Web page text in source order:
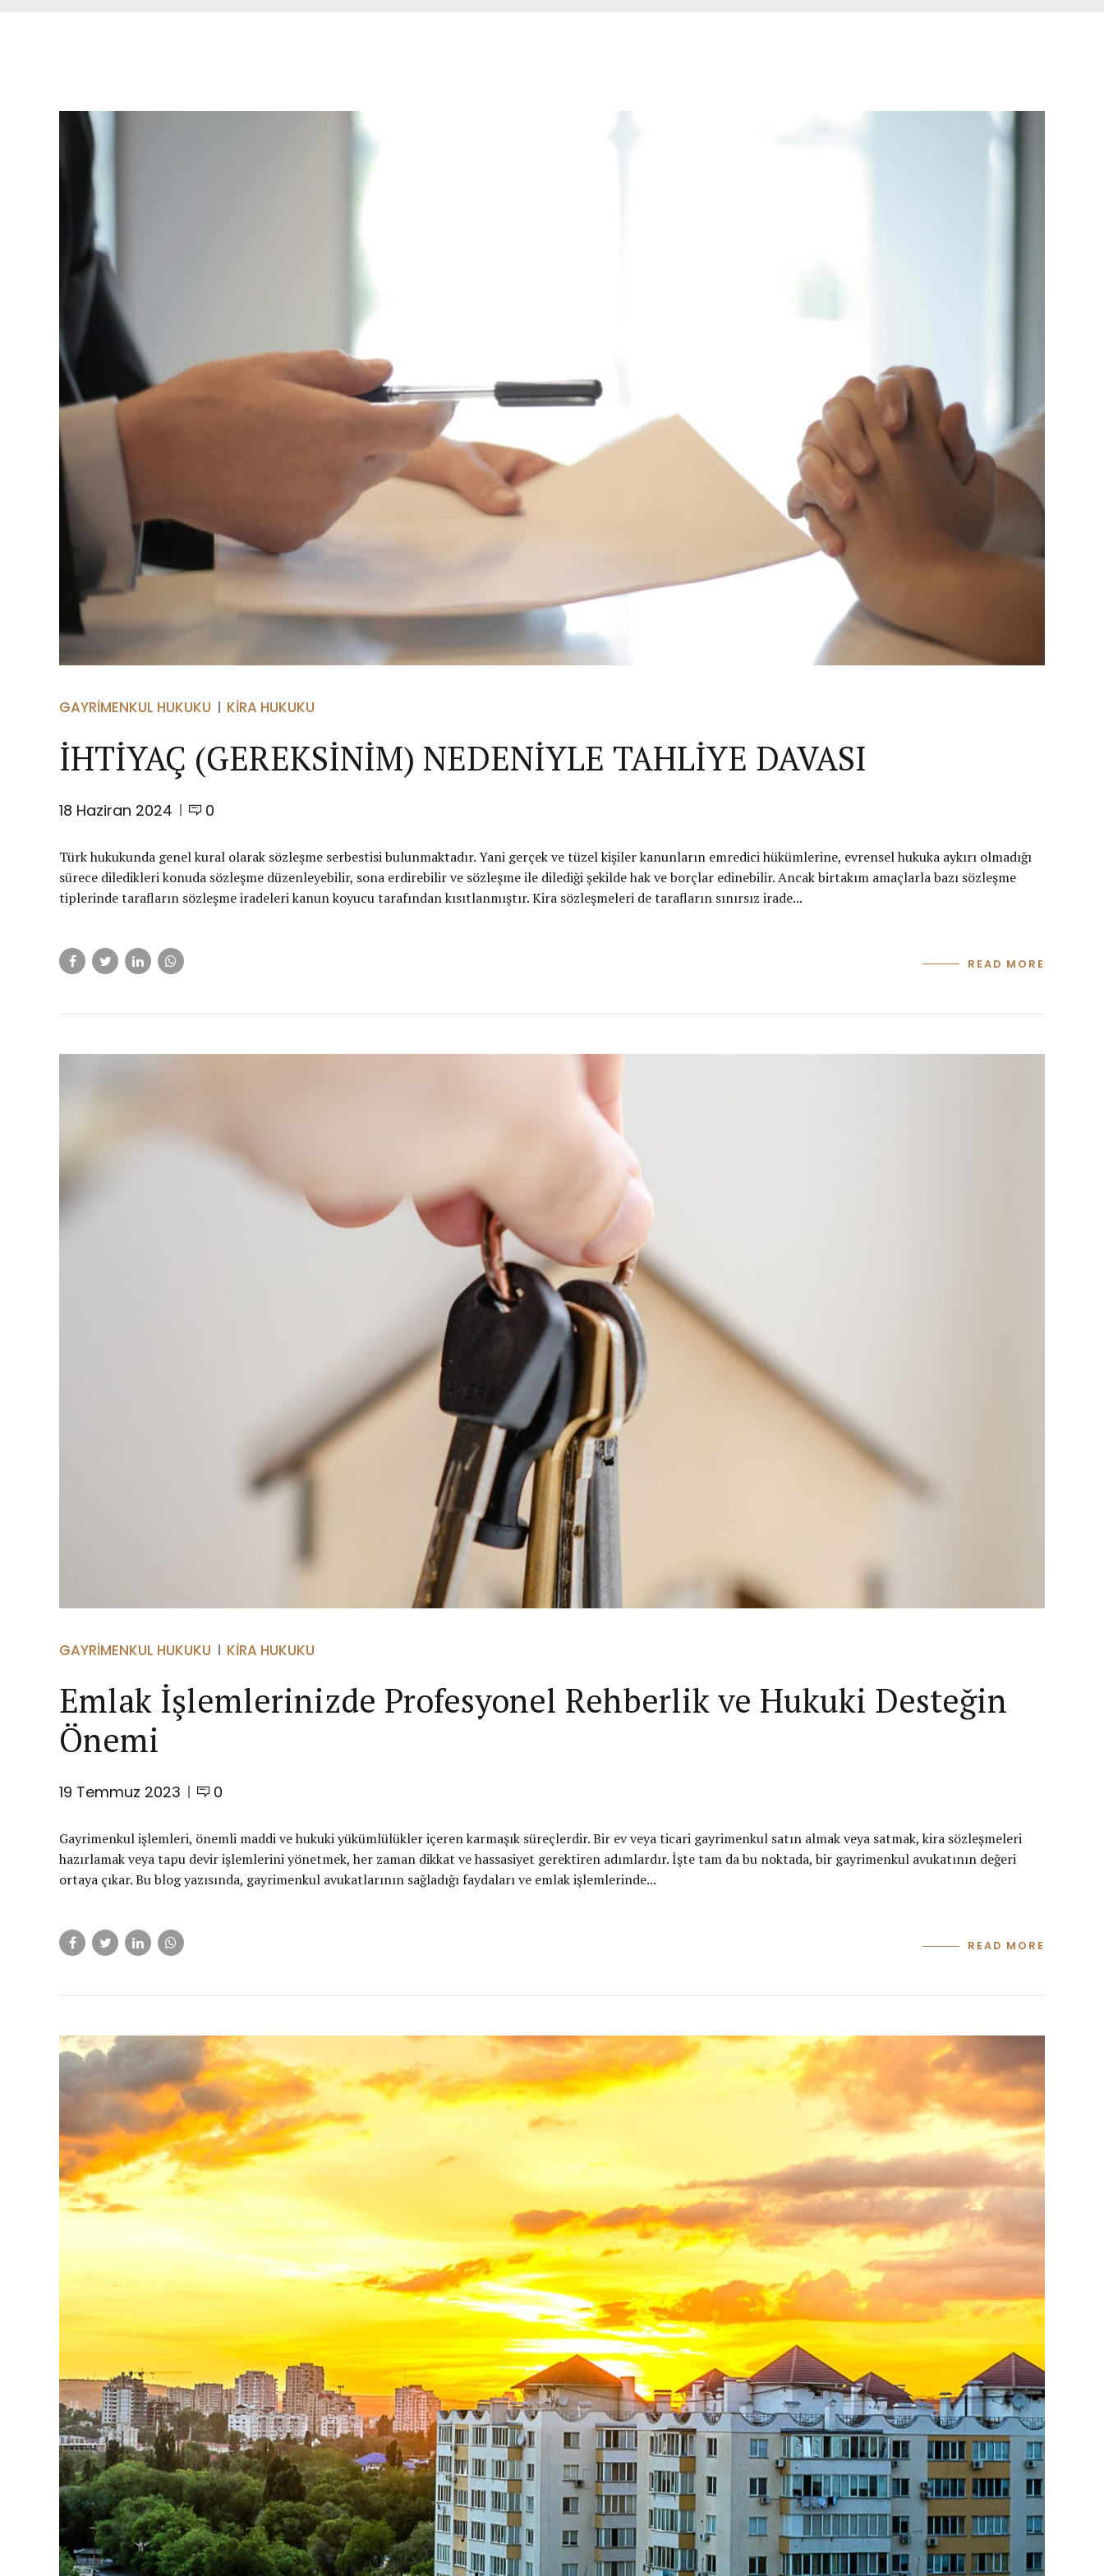
GAYRIMENKUL HUKUKU KIRA HUKUKU
İHTİYAÇ (GEREKSİNİM) NEDENİYLE TAHLİYE DAVASI
18 Haziran 2024 0
Türk hukukunda genel kural olarak sözleşme serbestisi bulunmaktadır. Yani gerçek ve tüzel kişiler kanunların emredici hükümlerine, evrensel hukuka aykırı olmadığı
sürece diledikleri konuda sözleşme düzenleyebilir, sona erdirebilir ve sözleşme ile dilediği şekilde hak ve borçlar edinebilir. Ancak birtakım amaçlarla bazı sözleşme
tiplerinde tarafların sözleşme iradeleri kanun koyucu tarafından kısıtlanmıştır. Kira sözleşmeleri de tarafların sınırsız irade...
READ MORE
GAYRIMENKUL HUKUKU KIRA HUKUKU
Emlak İşlemlerinizde Profesyonel Rehberlik ve Hukuki Desteğin
Önemi
19 Temmuz 2023 0
Gayrimenkul işlemleri, önemli maddi ve hukuki yükümlülükler içeren karmaşık süreçlerdir. Bir ev veya ticari gayrimenkul satın almak veya satmak, kira sözleşmeleri
hazırlamak veya tapu devir işlemlerini yönetmek, her zaman dikkat ve hassasiyet gerektiren adımlardır. İşte tam da bu noktada, bir gayrimenkul avukatının değeri
ortaya çıkar. Bu blog yazısında, gayrimenkul avukatlarının sağladığı faydaları ve emlak işlemlerinde...
READ MORE